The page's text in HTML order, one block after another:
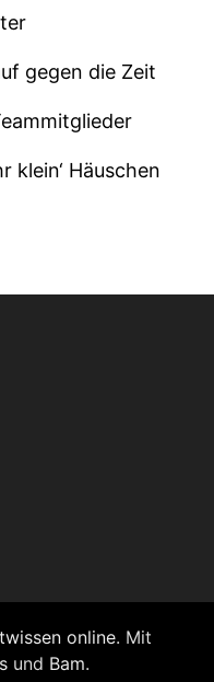
gegen die Zeit
klein‘ Häuschen
online. Mit
und Bam.